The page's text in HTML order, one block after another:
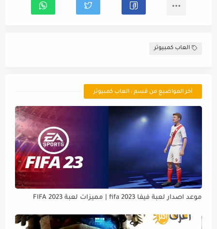
العاب كمبيوتر
أخر المواضيع من قسم : العاب كمبيوتر
موعد اصدار لعبة فيفا 2023 fifa | مميزات لعبة FIFA 2023